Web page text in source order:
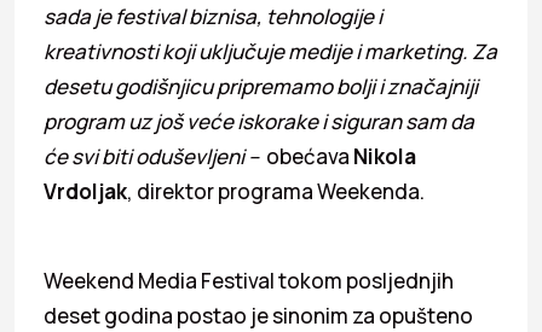
sada je festival biznisa, tehnologije i
kreativnosti koji uključuje medije i marketing. Za
desetu godišnjicu pripremamo bolji i značajniji
program uz još veće iskorake i siguran sam da
će svi biti oduševljeni – obećava Nikola
Vrdoljak, direktor programa Weekenda.
Weekend Media Festival tokom posljednjih
deset godina postao je sinonim za opušteno